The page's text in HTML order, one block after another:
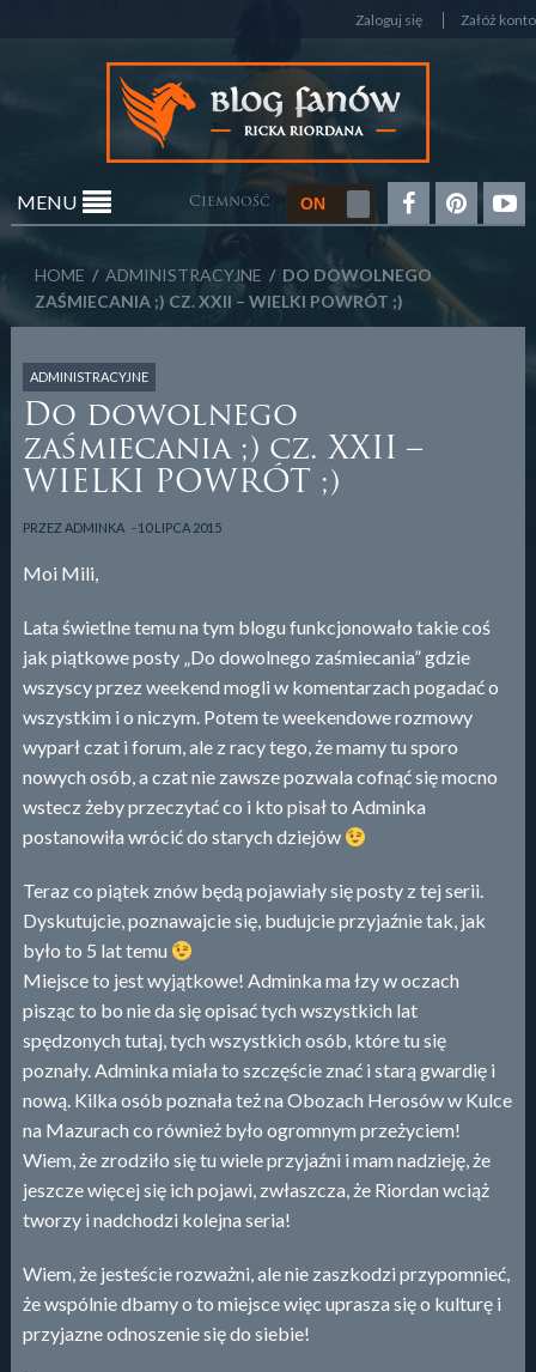
Zaloguj się Załóż konto
Ciemność
MENU
HOME / ADMINISTRACYJNE / DO DOWOLNEGO
ZAŚMIECANIA ;) CZ. XXII – WIELKI POWRÓT ;)
ADMINISTRACYJNE
Do dowolnego
zaśmiecania ;) cz. XXII –
WIELKI POWRÓT ;)
PRZEZADMINKA 10 LIPCA 2015
Moi Mili,
Lata świetlne temu na tym blogu funkcjonowało takie coś
jak piątkowe posty „Do dowolnego zaśmiecania” gdzie
wszyscy przez weekend mogli w komentarzach pogadać o
wszystkim i o niczym. Potem te weekendowe rozmowy
wyparł czat i forum, ale z racy tego, że mamy tu sporo
nowych osób, a czat nie zawsze pozwala cofnąć się mocno
wstecz żeby przeczytać co i kto pisał to Adminka
postanowiła wrócić do starych dziejów
Teraz co piątek znów będą pojawiały się posty z tej serii.
Dyskutujcie, poznawajcie się, budujcie przyjaźnie tak, jak
było to 5 lat temu
Miejsce to jest wyjątkowe! Adminka ma łzy w oczach
pisząc to bo nie da się opisać tych wszystkich lat
spędzonych tutaj, tych wszystkich osób, które tu się
poznały. Adminka miała to szczęście znać i starą gwardię i
nową. Kilka osób poznała też na Obozach Herosów w Kulce
na Mazurach co również było ogromnym przeżyciem!
Wiem, że zrodziło się tu wiele przyjaźni i mam nadzieję, że
jeszcze więcej się ich pojawi, zwłaszcza, że Riordan wciąż
tworzy i nadchodzi kolejna seria!
Wiem, że jesteście rozważni, ale nie zaszkodzi przypomnieć,
że wspólnie dbamy o to miejsce więc uprasza się o kulturę i
przyjazne odnoszenie się do siebie!